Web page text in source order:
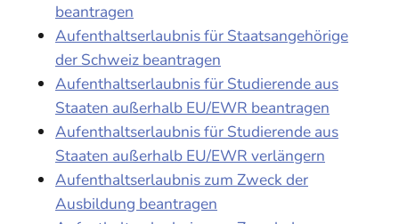
beantragen
Aufenthaltserlaubnis für Staatsangehörige
der Schweiz beantragen
Aufenthaltserlaubnis für Studierende aus
Staaten außerhalb EU/EWR beantragen
Aufenthaltserlaubnis für Studierende aus
Staaten außerhalb EU/EWR verlängern
Aufenthaltserlaubnis zum Zweck der
Ausbildung beantragen